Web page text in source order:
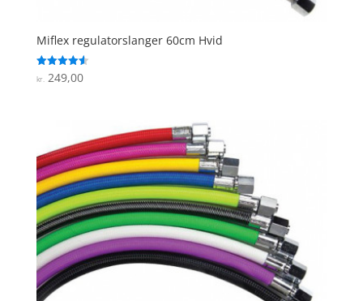
Miflex regulatorslanger 60cm Hvid
Vurderet
4.6
kr.249,00